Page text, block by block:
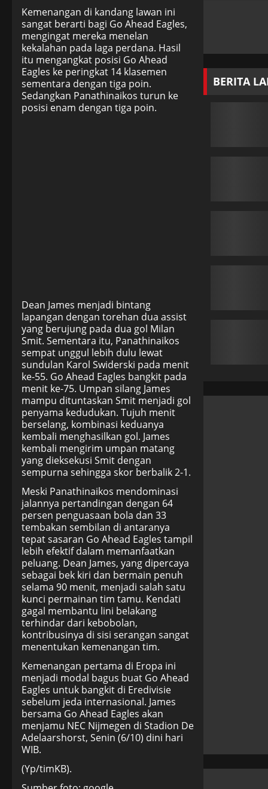
Kemenangan di kandang lawan ini
sangat berarti bagi Go Ahead Eagles,
mengingat mereka menelan
kekalahan pada laga perdana. Hasil
itu mengangkat posisi Go Ahead
Eagles ke peringkat 14 klasemen
sementara dengan tiga poin.
Sedangkan Panathinaikos turun ke
posisi enam dengan tiga poin.
Dean James menjadi bintang
lapangan dengan torehan dua assist
yang berujung pada dua gol Milan
Smit. Sementara itu, Panathinaikos
sempat unggul lebih dulu lewat
sundulan Karol Swiderski pada menit
ke-55. Go Ahead Eagles bangkit pada
menit ke-75. Umpan silang James
mampu dituntaskan Smit menjadi gol
penyama kedudukan. Tujuh menit
berselang, kombinasi keduanya
kembali menghasilkan gol. James
kembali mengirim umpan matang
yang dieksekusi Smit dengan
sempurna sehingga skor berbalik 2-1.
Meski Panathinaikos mendominasi
jalannya pertandingan dengan 64
persen penguasaan bola dan 33
tembakan sembilan di antaranya
tepat sasaran Go Ahead Eagles tampil
lebih efektif dalam memanfaatkan
peluang. Dean James, yang dipercaya
sebagai bek kiri dan bermain penuh
selama 90 menit, menjadi salah satu
kunci permainan tim tamu. Kendati
gagal membantu lini belakang
terhindar dari kebobolan,
kontribusinya di sisi serangan sangat
menentukan kemenangan tim.
Kemenangan pertama di Eropa ini
menjadi modal bagus buat Go Ahead
Eagles untuk bangkit di Eredivisie
sebelum jeda internasional. James
bersama Go Ahead Eagles akan
menjamu NEC Nijmegen di Stadion De
Adelaarshorst, Senin (6/10) dini hari
WIB.
(Yp/timKB).
BERITA